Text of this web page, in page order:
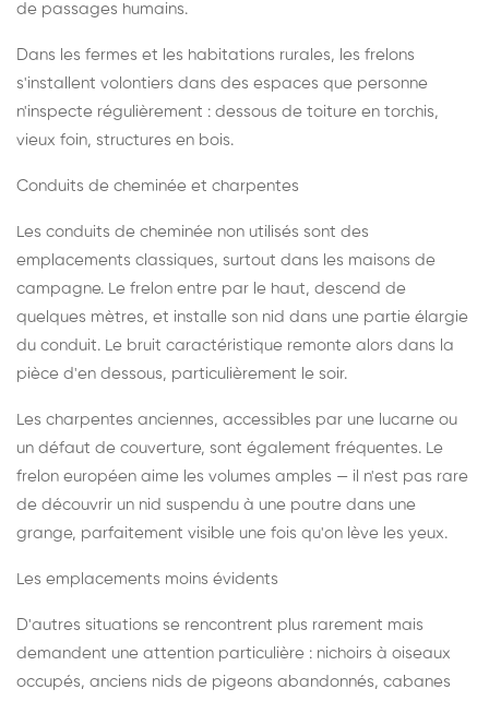
de passages humains.
Dans les fermes et les habitations rurales, les frelons
s'installent volontiers dans des espaces que personne
n'inspecte régulièrement : dessous de toiture en torchis,
vieux foin, structures en bois.
Conduits de cheminée et charpentes
Les conduits de cheminée non utilisés sont des
emplacements classiques, surtout dans les maisons de
campagne. Le frelon entre par le haut, descend de
quelques mètres, et installe son nid dans une partie élargie
du conduit. Le bruit caractéristique remonte alors dans la
pièce d'en dessous, particulièrement le soir.
Les charpentes anciennes, accessibles par une lucarne ou
un défaut de couverture, sont également fréquentes. Le
frelon européen aime les volumes amples — il n'est pas rare
de découvrir un nid suspendu à une poutre dans une
grange, parfaitement visible une fois qu'on lève les yeux.
Les emplacements moins évidents
D'autres situations se rencontrent plus rarement mais
demandent une attention particulière : nichoirs à oiseaux
occupés, anciens nids de pigeons abandonnés, cabanes